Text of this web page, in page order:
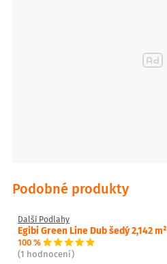
Podobné produkty
Další Podlahy
Egibi Green Line Dub šedý 2,142 m²
100 %
(1 hodnocení)